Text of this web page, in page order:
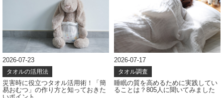
2026-07-23
タオルの活用法
災害時に役立つタオル活用術！「簡
易おむつ」の作り方と知っておきた
2026-07-17
タオル調査
睡眠の質を高めるために実践してい
ることは？805人に聞いてみました